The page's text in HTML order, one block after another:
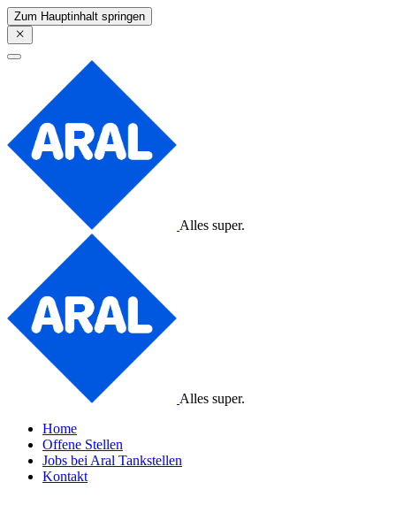
Zum Hauptinhalt springen
Alles super.
Alles super.
Home
Offene Stellen
Jobs bei Aral Tankstellen
Kontakt